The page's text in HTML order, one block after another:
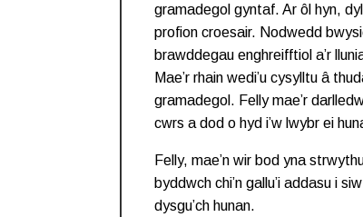
gramadegol gyntaf. Ar ôl hyn,
profion croesair. Nodwedd
brawddegau enghreifftiol a’r
Mae’r rhain wedi’u cysylltu â
gramadegol. Felly mae’r
cwrs a dod o hyd i’w lwybr ei
Felly, mae’n wir bod yna
byddwch chi’n gallu’i addasu i
dysgu’ch hunan.